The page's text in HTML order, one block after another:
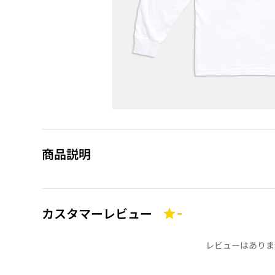
商品説明
カスタマーレビュー -
レビューはあり